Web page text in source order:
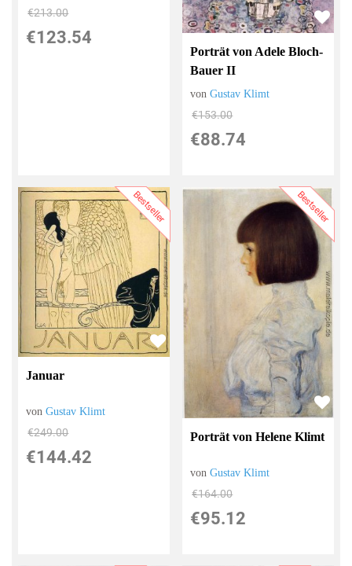
€213.00
€123.54
Porträt von Adele Bloch-
Bauer II
vonGustav Klimt
€153.00
€88.74
Bestseller
Januar
vonGustav Klimt
€249.00
€144.42
Bestseller
Porträt von Helene Klimt
vonGustav Klimt
€164.00
€95.12